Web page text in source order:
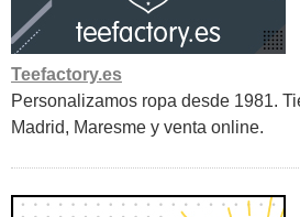
Teefactory.es
Personalizamos ropa desde 1981.
Madrid, Maresme y venta online.